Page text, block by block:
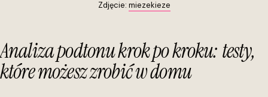
Zdjęcie: miezekieze
Analiza podtonu krok po kroku: testy,
które możesz zrobić w domu